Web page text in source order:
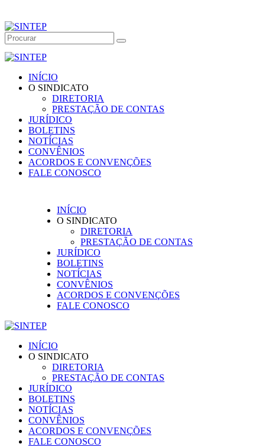
INÍCIO
O SINDICATO
DIRETORIA
PRESTAÇÃO DE CONTAS
JURÍDICO
BOLETINS
NOTÍCIAS
CONVÊNIOS
ACORDOS E CONVENÇÕES
FALE CONOSCO
INÍCIO
O SINDICATO
DIRETORIA
PRESTAÇÃO DE CONTAS
JURÍDICO
BOLETINS
NOTÍCIAS
CONVÊNIOS
ACORDOS E CONVENÇÕES
FALE CONOSCO
INÍCIO
O SINDICATO
DIRETORIA
PRESTAÇÃO DE CONTAS
JURÍDICO
BOLETINS
NOTÍCIAS
CONVÊNIOS
ACORDOS E CONVENÇÕES
FALE CONOSCO